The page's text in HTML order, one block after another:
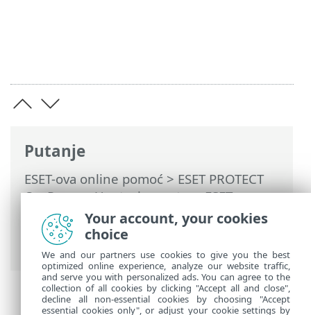
Putanje
ESET-ova online pomoć > ESET PROTECT
On-Prem>Upotreba sustava ESET
PROTECT On-Prem>ESET PROTECT On-
Prem Glavni izbornik
> Instalacijski
programi
Your account, your cookies
choice
We and our partners use cookies to give you the best
optimized online experience, analyze our website traffic,
and serve you with personalized ads. You can agree to the
collection of all cookies by clicking "Accept all and close",
decline all non-essential cookies by choosing "Accept
essential cookies only", or adjust your cookie settings by